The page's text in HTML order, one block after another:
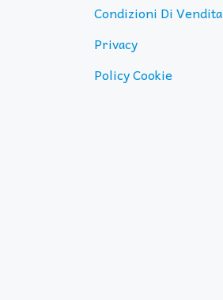
Condizioni Di Vendita
Privacy
Policy Cookie